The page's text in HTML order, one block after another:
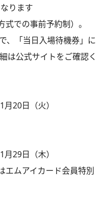
ります
式での事前予約制）。
、「当日入場待機券」に
は公式サイトをご確認く
20日（火）
29日（木）
エムアイカード会員特別